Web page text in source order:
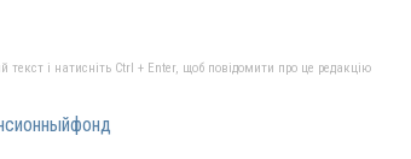
і натисніть Ctrl + Enter, щоб повідомити про це редакцію